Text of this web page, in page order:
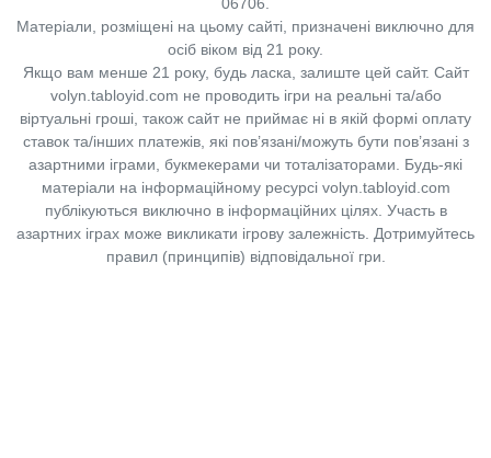
Матеріали, розміщені на цьому сайті, призначені виключно для
осіб віком від 21 року.
Якщо вам менше 21 року, будь ласка, залиште цей сайт. Сайт
volyn.tabloyid.com не проводить ігри на реальні та/або
віртуальні гроші, також сайт не приймає ні в якій формі оплату
ставок та/інших платежів, які пов’язані/можуть бути пов’язані з
азартними іграми, букмекерами чи тоталізаторами. Будь-які
матеріали на інформаційному ресурсі volyn.tabloyid.com
публікуються виключно в інформаційних цілях. Участь в
азартних іграх може викликати ігрову залежність. Дотримуйтесь
правил (принципів) відповідальної гри.